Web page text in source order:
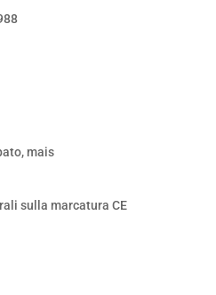
mais
sulla marcatura CE